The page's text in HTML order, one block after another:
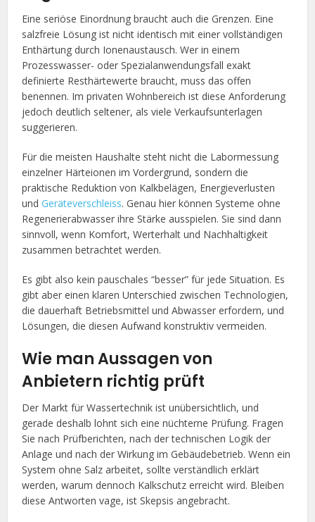
Eine seriöse Einordnung braucht auch die Grenzen. Eine
salzfreie Lösung ist nicht identisch mit einer vollständigen
Enthärtung durch Ionenaustausch. Wer in einem
Prozesswasser- oder Spezialanwendungsfall exakt
definierte Resthärtewerte braucht, muss das offen
benennen. Im privaten Wohnbereich ist diese Anforderung
jedoch deutlich seltener, als viele Verkaufsunterlagen
suggerieren.
Für die meisten Haushalte steht nicht die Labormessung
einzelner Härteionen im Vordergrund, sondern die
praktische Reduktion von Kalkbelägen, Energieverlusten
undGeräteverschleiss. Genau hier können Systeme ohne
Regenerierabwasser ihre Stärke ausspielen. Sie sind dann
sinnvoll, wenn Komfort, Werterhalt und Nachhaltigkeit
zusammen betrachtet werden.
Es gibt also kein pauschales “besser” für jede Situation. Es
gibt aber einen klaren Unterschied zwischen Technologien,
die dauerhaft Betriebsmittel und Abwasser erfordern, und
Lösungen, die diesen Aufwand konstruktiv vermeiden.
Wie man Aussagen von
Anbietern richtig prüft
Der Markt für Wassertechnik ist unübersichtlich, und
gerade deshalb lohnt sich eine nüchterne Prüfung. Fragen
Sie nach Prüfberichten, nach der technischen Logik der
Anlage und nach der Wirkung im Gebäudebetrieb. Wenn ein
System ohne Salz arbeitet, sollte verständlich erklärt
werden, warum dennoch Kalkschutz erreicht wird. Bleiben
diese Antworten vage, ist Skepsis angebracht.